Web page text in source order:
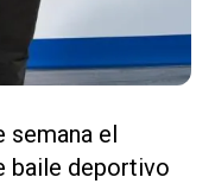
semana el
baile deportivo